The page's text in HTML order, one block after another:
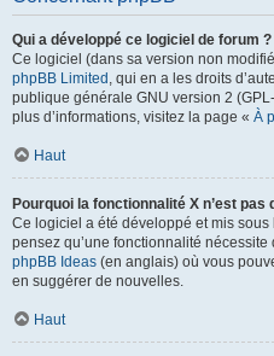
Qui a développé ce logiciel de forum ?
Ce logiciel (dans sa version non
phpBB Limited , qui en a les droits
publique générale GNU version 2
plus d’informations, visitez la page « À
Haut
Pourquoi la fonctionnalité X n’est pas
Ce logiciel a été développé et mis
pensez qu’une fonctionnalité nécessite
phpBB Ideas (en anglais) où vous
en suggérer de nouvelles.
Haut